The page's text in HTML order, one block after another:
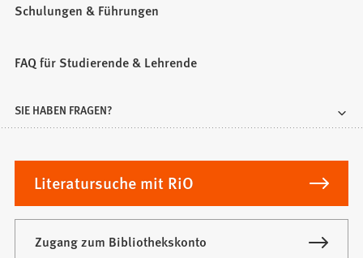
Schulungen & Führungen
FAQ für Studierende & Lehrende
SIE HABEN FRAGEN?
Literatursuche mit RiO
Zugang zum Bibliothekskonto